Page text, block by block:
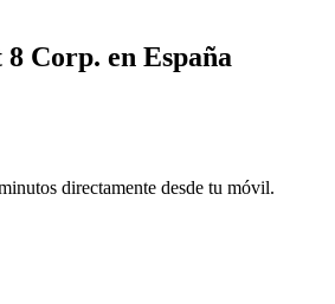
Corp. en España
directamente desde tu móvil.